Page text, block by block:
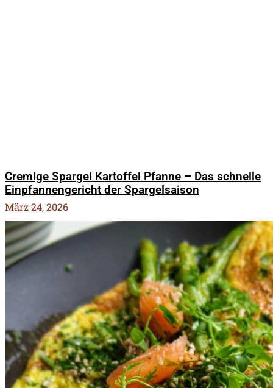
Cremige Spargel Kartoffel Pfanne – Das schnelle
Einpfannengericht der Spargelsaison
März 24, 2026